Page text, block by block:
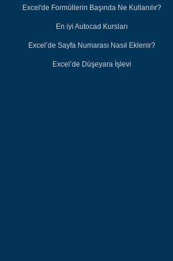
Excel'de Formüllerin Başında Ne Kullanılır?
En iyi Autocad Kursları
Excel’de Sayfa Numarası Nasıl Eklenir?
Excel’de Düşeyara İşlevi